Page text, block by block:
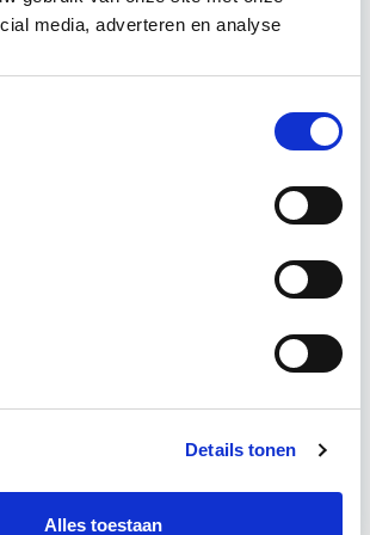
media, adverteren en analyse
Details tonen
Alles toestaan
te realiseren en/of te
belangrijkste trends in vastgoed
lesdag(en)
week
Meer informatie